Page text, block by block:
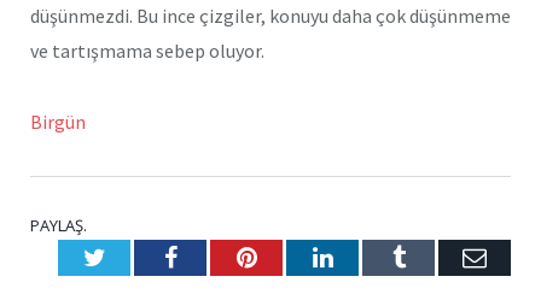
düşünmezdi. Bu ince çizgiler, konuyu daha çok düşünmeme
ve tartışmama sebep oluyor.
Birgün
PAYLAŞ.
TwitterFacebookPinterestLinkedInTumblr E-